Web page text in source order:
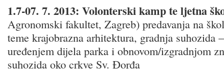
1.7-07. 7. 2013: Volonterski kamp te ljetna
Agronomski fakultet, Zagreb) predavanja na
teme krajobrazna arhitektura, gradnja suhozida
uređenjem dijela parka i obnovom/izgradnjom
suhozida oko crkve Sv. Đorđa